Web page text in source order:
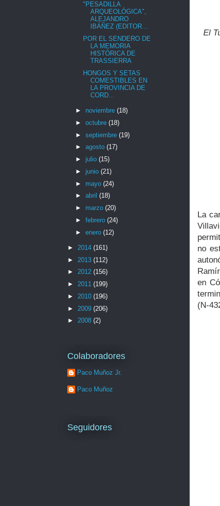
El
La
no
en
(N-
"PESADILLA
ARQUEOLÓGICA",
ALEJANDRO
IBÁÑEZ (EDITOR...
POR EL SENDERO DE
LA MEMORIA
HISTÓRICA DE
TRASSIERRA
HONGOS Y SETAS
COMESTIBLES EN
LA PROVINCIA DE
CORD...
► noviembre (18)
► octubre (18)
► septiembre (19)
► agosto (17)
► julio (15)
► junio (21)
► mayo (24)
► abril (18)
► marzo (20)
► febrero (24)
► enero (12)
► 2014 (161)
► 2013 (112)
► 2012 (156)
► 2011 (199)
► 2010 (196)
► 2009 (206)
► 2008 (2)
Colaboradores
Paco Muñoz Jr.
Paco Muñoz
Seguidores